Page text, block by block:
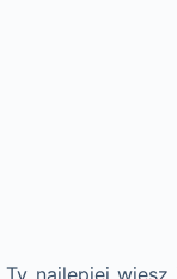
najlepiej wiesz